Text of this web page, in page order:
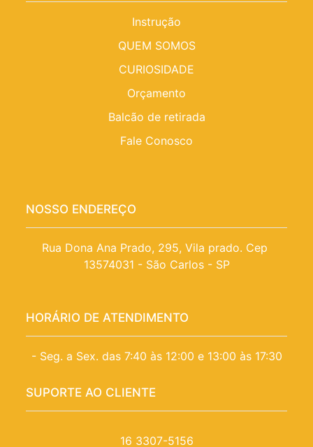
Instrução
QUEM SOMOS
CURIOSIDADE
Orçamento
Balcão de retirada
Fale Conosco
NOSSO ENDEREÇO
Rua Dona Ana Prado, 295, Vila prado. Cep
13574031 - São Carlos - SP
HORÁRIO DE ATENDIMENTO
- Seg. a Sex. das 7:40 às 12:00 e 13:00 às 17:30
SUPORTE AO CLIENTE
16 3307-5156